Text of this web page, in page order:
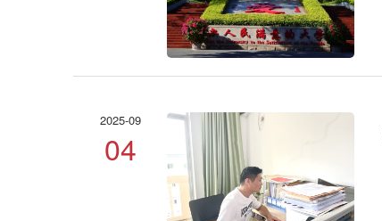
2025-09
04